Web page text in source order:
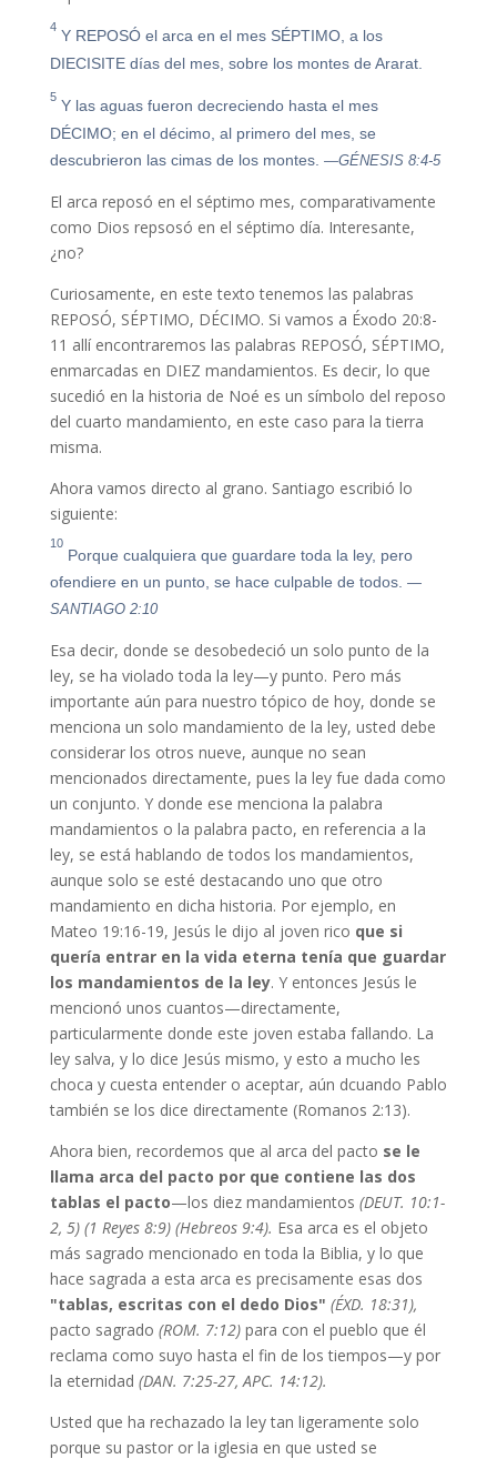
4 Y REPOSÓ el arca en el mes SÉPTIMO, a los
DIECISITE días del mes, sobre los montes de Ararat.
5Y las aguas fueron decreciendo hasta el mes
DÉCIMO; en el décimo, al primero del mes, se
descubrieron las cimas de los montes. —GÉNESIS 8:4-5
El arca reposó en el séptimo mes, comparativamente
como Dios repsosó en el séptimo día. Interesante,
¿no?
Curiosamente, en este texto tenemos las palabras
REPOSÓ, SÉPTIMO, DÉCIMO. Si vamos a Éxodo 20:8-
11 allí encontraremos las palabras REPOSÓ, SÉPTIMO,
enmarcadas en DIEZ mandamientos. Es decir, lo que
sucedió en la historia de Noé es un símbolo del reposo
del cuarto mandamiento, en este caso para la tierra
misma.
Ahora vamos directo al grano. Santiago escribió lo
siguiente:
10
Porque cualquiera que guardare toda la ley, pero
ofendiere en un punto, se hace culpable de todos. —
SANTIAGO 2:10
Esa decir, donde se desobedeció un solo punto de la
ley, se ha violado toda la ley—y punto. Pero más
importante aún para nuestro tópico de hoy, donde se
menciona un solo mandamiento de la ley, usted debe
considerar los otros nueve, aunque no sean
mencionados directamente, pues la ley fue dada como
un conjunto. Y donde ese menciona la palabra
mandamientos o la palabra pacto, en referencia a la
ley, se está hablando de todos los mandamientos,
aunque solo se esté destacando uno que otro
mandamiento en dicha historia. Por ejemplo, en
Mateo 19:16-19, Jesús le dijo al joven rico que si
quería entrar en la vida eterna tenía que guardar
los mandamientos de la ley. Y entonces Jesús le
mencionó unos cuantos—directamente,
particularmente donde este joven estaba fallando. La
ley salva, y lo dice Jesús mismo, y esto a mucho les
choca y cuesta entender o aceptar, aún dcuando Pablo
también se los dice directamente (Romanos 2:13).
Ahora bien, recordemos que al arca del pacto se le
llama arca del pacto por que contiene las dos
tablas el pacto—los diez mandamientos (DEUT. 10:1-
2, 5) (1 Reyes 8:9) (Hebreos 9:4). Esa arca es el objeto
más sagrado mencionado en toda la Biblia, y lo que
hace sagrada a esta arca es precisamente esas dos
"tablas, escritas con el dedo Dios" (ÉXD. 18:31),
pacto sagrado (ROM. 7:12)para con el pueblo que él
reclama como suyo hasta el fin de los tiempos—y por
la eternidad (DAN. 7:25-27, APC. 14:12).
Usted que ha rechazado la ley tan ligeramente solo
porque su pastor or la iglesia en que usted se